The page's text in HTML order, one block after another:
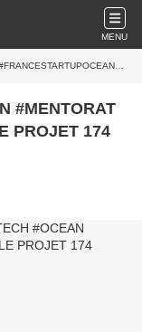
MENU
: LE PROJET 174 MULLUSCAN
#MENTORAT
PROJET 174